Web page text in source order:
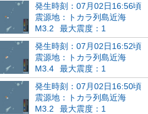
発生時刻：07月02日16:56頃
震源地：トカラ列島近海
M3.2
最大震度：1
発生時刻：07月02日16:52頃
震源地：トカラ列島近海
M3.4
最大震度：1
発生時刻：07月02日16:50頃
震源地：トカラ列島近海
M3.2
最大震度：1